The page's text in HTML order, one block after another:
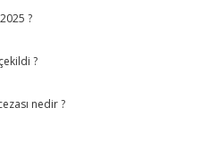
?
?
nedir ?